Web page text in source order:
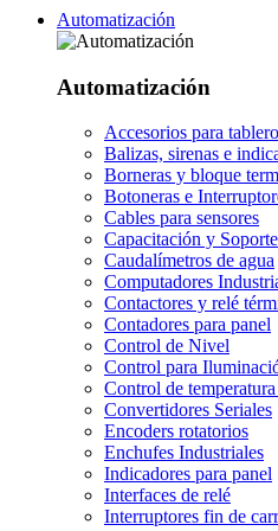
Automatización
Automatización
Accesorios para
Balizas, sirenas e
Borneras y bloque
Botoneras e
Cables para sensores
Capacitación y Soporte
Caudalímetros de agua
Computadores
Contactores y relé
Contadores para panel
Control de Nivel
Control para
Control de
Convertidores Seriales
Encoders rotatorios
Enchufes Industriales
Indicadores para panel
Interfaces de relé
Interruptores fin de